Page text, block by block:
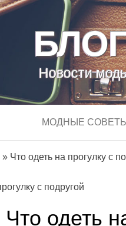
Новости
МОДНЫЕ СОВЕТЫ
» Что одеть на прогулку с
Что одеть